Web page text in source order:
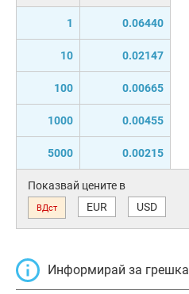
1 0.06440
10 0.02147
100 0.00665
1000 0.00455
5000 0.00215
Показвай цените в
ВДст EUR USD
Информирай за грешка